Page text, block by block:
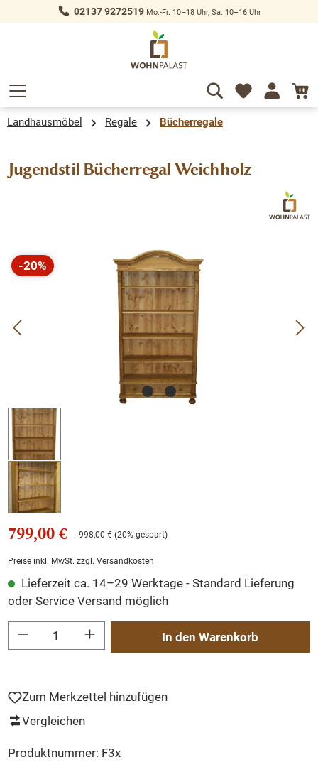
springen 02137 9272519Mo.-Fr. 10–18 Uhr, Sa. 10–16 Uhr
Landhausmöbel Regale Bücherregale
Jugendstil Bücherregal Weichholz
Bildergalerie überspringen
-20%
Rabatt
799,00 € 998,00 € (20% gespart)
Preise inkl. MwSt. zzgl. Versandkosten
Lieferzeit ca. 14–29 Werktage - Standard Lieferung
oder Service Versand möglich
Produkt Anzahl: Gib den gewünschten Wert ein oder benutze die Schaltflächen
In den Warenkorb
Zum Merkzettel hinzufügen
Vergleichen
Produktnummer: F3x